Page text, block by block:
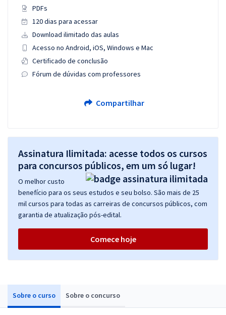
Sobre o curso Sobre o concurso
PDFs
120 dias para acessar
Download ilimitado das aulas
Acesso no Android, iOS, Windows e Mac
Certificado de conclusão
Fórum de dúvidas com professores
Compartilhar
Assinatura Ilimitada: acesse todos os cursos
para concursos públicos, em um só lugar!
O melhor custo
benefício para os seus estudos e seu bolso. São mais de 25
mil cursos para todas as carreiras de concursos públicos, com
garantia de atualização pós-edital.
Comece hoje